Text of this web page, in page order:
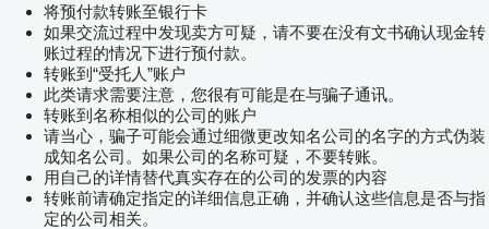
将预付款转账至银行卡
如果交流过程中发现卖方可疑，请不要在没有文书确认现金转
账过程的情况下进行预付款。
转账到“受托人”账户
此类请求需要注意，您很有可能是在与骗子通讯。
转账到名称相似的公司的账户
请当心，骗子可能会通过细微更改知名公司的名字的方式伪装
成知名公司。如果公司的名称可疑，不要转账。
用自己的详情替代真实存在的公司的发票的内容
转账前请确定指定的详细信息正确，并确认这些信息是否与指
定的公司相关。